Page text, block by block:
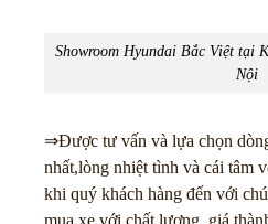
Showroom Hyundai Bắc Việt tại
Nội
⇒Được tư vấn và lựa chọn
nhất,lòng nhiệt tình và cái tâm
khi quý khách hàng đến với
mua xe với chất lượng ,giá